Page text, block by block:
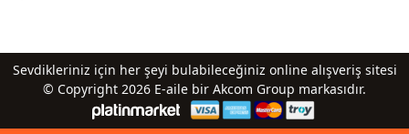
Sevdikleriniz için her şeyi bulabileceğiniz online alışveriş sitesi
© Copyright 2026 E-aile bir Akcom Group markasıdır.